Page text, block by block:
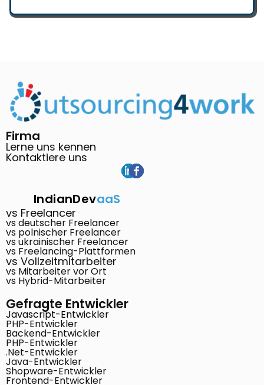
Firma
Lerne uns kennen
Kontaktiere uns
IndianDevaaS
vs Freelancer
vs deutscher Freelancer
vs polnischer Freelancer
vs ukrainischer Freelancer
vs Freelancing-Plattformen
vs Vollzeitmitarbeiter
vs Mitarbeiter vor Ort
vs Hybrid-Mitarbeiter
Gefragte Entwickler
Javascript-Entwickler
PHP-Entwickler
Backend-Entwickler
PHP-Entwickler
.Net-Entwickler
Java-Entwickler
Shopware-Entwickler
Frontend-Entwickler